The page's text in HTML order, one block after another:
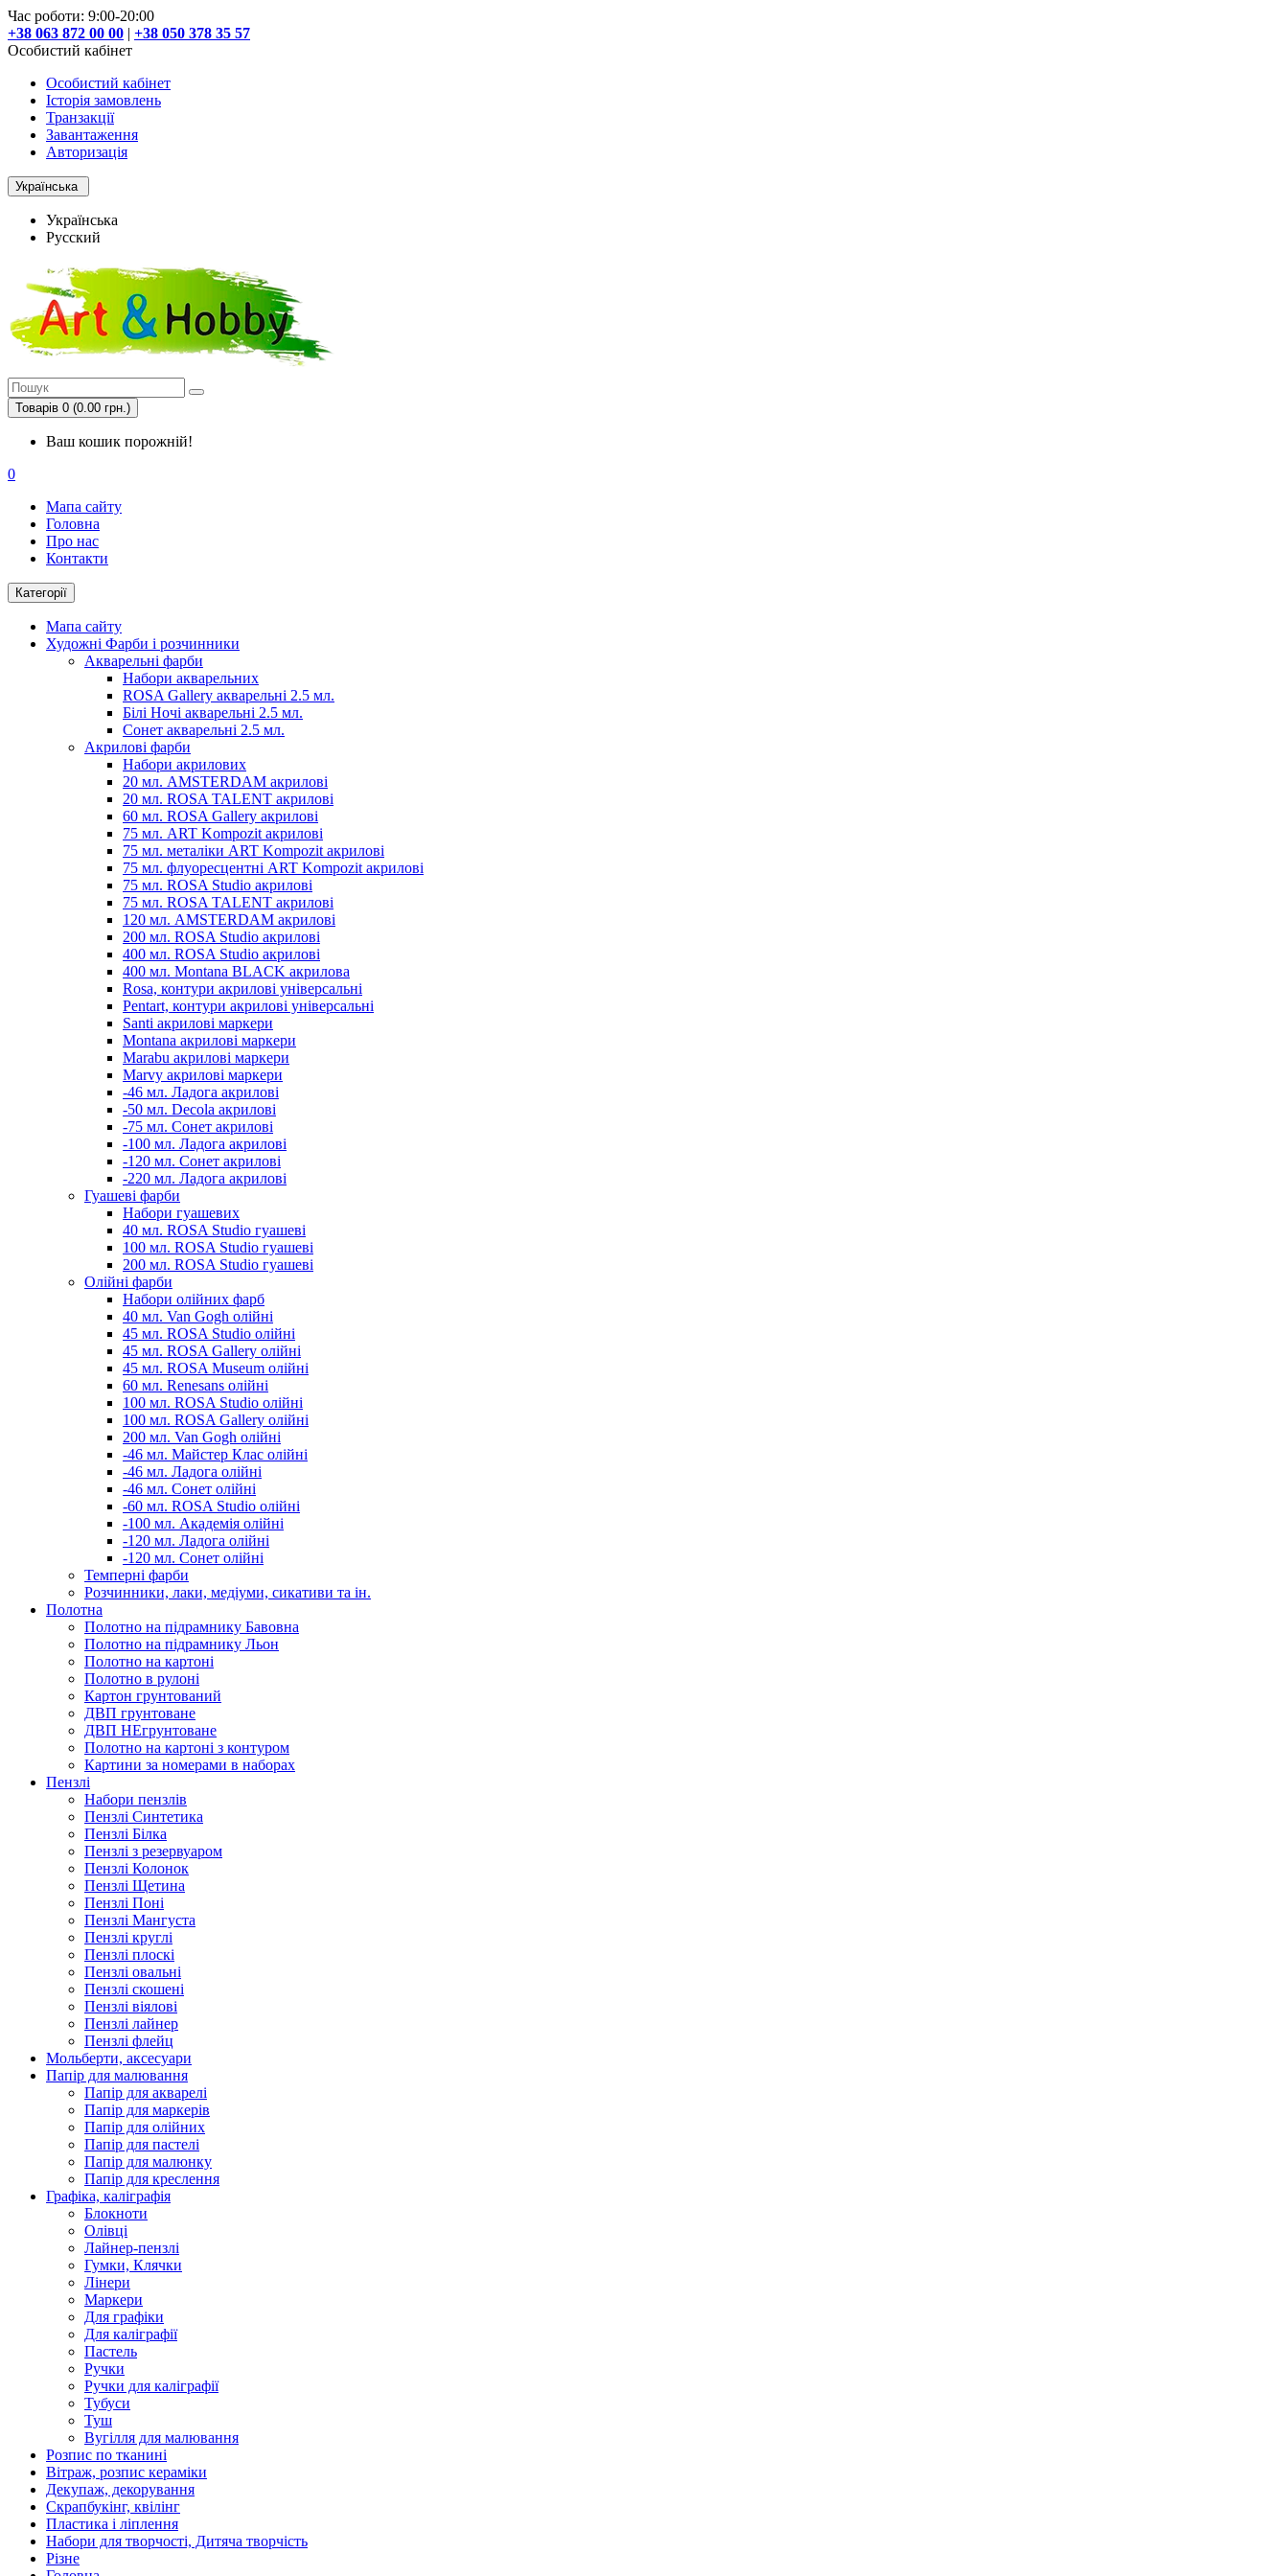
Час роботи: 9:00-20:00
+38 063 872 00 00 | +38 050 378 35 57
Особистий кабінет
Особистий кабінет
Історія замовлень
Транзакції
Завантаження
Авторизація
Українська
Українська
Русский
Товарів 0 (0.00 грн.)
Ваш кошик порожній!
0
Мапа сайту
Головна
Про нас
Контакти
Категорії
Мапа сайту
Художні Фарби і розчинники
Акварельні фарби
Набори акварельних
ROSA Gallery акварельні 2.5 мл.
Білі Ночі акварельні 2.5 мл.
Сонет акварельні 2.5 мл.
Акрилові фарби
Набори акрилових
20 мл. AMSTERDAM акрилові
20 мл. ROSA TALENT акрилові
60 мл. ROSA Gallery акрилові
75 мл. ART Kompozit акрилові
75 мл. металіки ART Kompozit акрилові
75 мл. флуоресцентні ART Kompozit акрилові
75 мл. ROSA Studio акрилові
75 мл. ROSA TALENT акрилові
120 мл. AMSTERDAM акрилові
200 мл. ROSA Studio акрилові
400 мл. ROSA Studio акрилові
400 мл. Montana BLACK акрилова
Rosa, контури акрилові універсальні
Pentart, контури акрилові універсальні
Santi акрилові маркери
Montana акрилові маркери
Marabu акрилові маркери
Marvy акрилові маркери
-46 мл. Ладога акрилові
-50 мл. Decola акрилові
-75 мл. Сонет акрилові
-100 мл. Ладога акрилові
-120 мл. Сонет акрилові
-220 мл. Ладога акрилові
Гуашеві фарби
Набори гуашевих
40 мл. ROSA Studio гуашеві
100 мл. ROSA Studio гуашеві
200 мл. ROSA Studio гуашеві
Олійні фарби
Набори олійних фарб
40 мл. Van Gogh олійні
45 мл. ROSA Studio олійні
45 мл. ROSA Gallery олійні
45 мл. ROSA Museum олійні
60 мл. Renesans олійні
100 мл. ROSA Studio олійні
100 мл. ROSA Gallery олійні
200 мл. Van Gogh олійні
-46 мл. Майстер Клас олійні
-46 мл. Ладога олійні
-46 мл. Сонет олійні
-60 мл. ROSA Studio олійні
-100 мл. Академія олійні
-120 мл. Ладога олійні
-120 мл. Сонет олійні
Темперні фарби
Розчинники, лаки, медіуми, сикативи та ін.
Полотна
Полотно на підрамнику Бавовна
Полотно на підрамнику Льон
Полотно на картоні
Полотно в рулоні
Картон грунтований
ДВП грунтоване
ДВП НЕгрунтоване
Полотно на картоні з контуром
Картини за номерами в наборах
Пензлі
Набори пензлів
Пензлі Синтетика
Пензлі Білка
Пензлі з резервуаром
Пензлі Колонок
Пензлі Щетина
Пензлі Поні
Пензлі Мангуста
Пензлі круглі
Пензлі плоскі
Пензлі овальні
Пензлі скошені
Пензлі віялові
Пензлі лайнер
Пензлі флейц
Мольберти, аксесуари
Папір для малювання
Папір для акварелі
Папір для маркерів
Папір для олійних
Папір для пастелі
Папір для малюнку
Папір для креслення
Графіка, каліграфія
Блокноти
Олівці
Лайнер-пензлі
Гумки, Клячки
Лінери
Маркери
Для графіки
Для каліграфії
Пастель
Ручки
Ручки для каліграфії
Тубуси
Туш
Вугілля для малювання
Розпис по тканині
Вітраж, розпис кераміки
Декупаж, декорування
Скрапбукінг, квілінг
Пластика і ліплення
Набори для творчості, Дитяча творчість
Різне